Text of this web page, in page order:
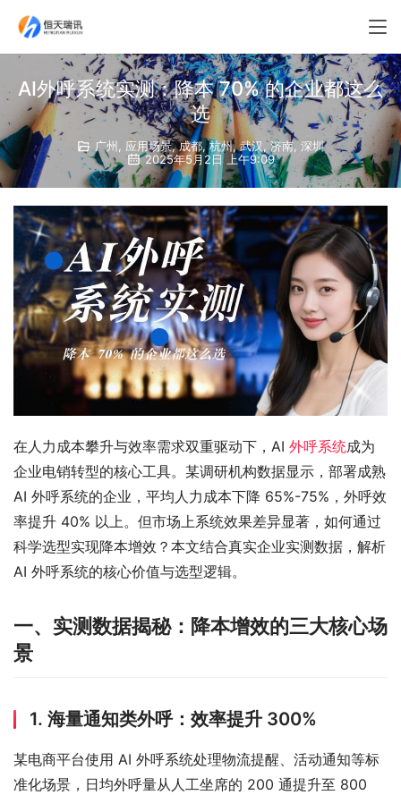
AI外呼系统实测：降本 70% 的企业都这么
选
广州 应用场景,成都,杭州,武汉 ,济南,深圳
2025年5月2日 上午9:09
在人力成本攀升与效率需求双重驱动下，AI 外呼系统成为
企业电销转型的核心工具。某调研机构数据显示，部署成熟
AI 外呼系统的企业，平均人力成本下降 65%-75%，外呼效
率提升 40% 以上。但市场上系统效果差异显著，如何通过
科学选型实现降本增效？本文结合真实企业实测数据，解析
AI 外呼系统的核心价值与选型逻辑。
一、实测数据揭秘：降本增效的三大核心场
景
1. 海量通知类外呼：效率提升 300%
某电商平台使用 AI 外呼系统处理物流提醒、活动通知等标
准化场景，日均外呼量从人工坐席的 200 通提升至 800